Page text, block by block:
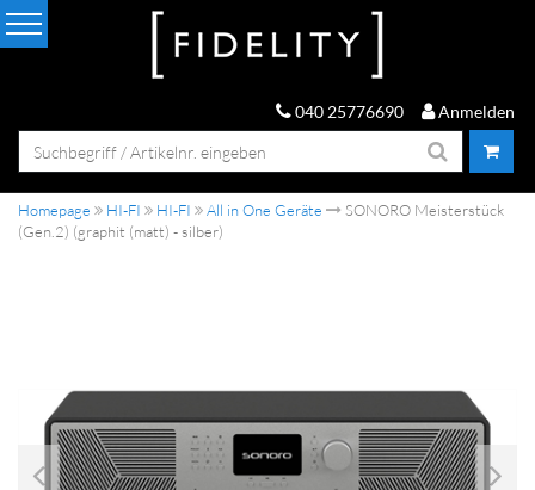
040 25776690 Anmelden
Homepage HI-FI HI-FI All in One Geräte
SONORO Meisterstück
(Gen.2) (graphit (matt) - silber)